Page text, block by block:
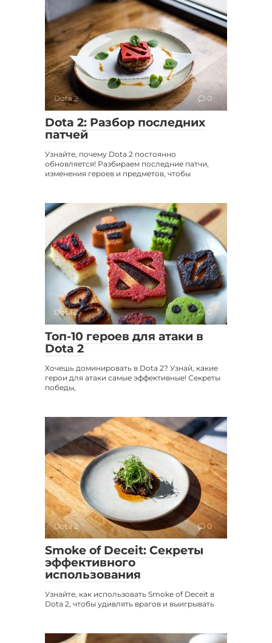
Dota 2 0
Dota 2: Разбор последних
патчей
Узнайте, почему Dota 2 постоянно
обновляется! Разбираем последние патчи,
изменения героев и предметов, чтобы
Dota 2 0
Топ-10 героев для атаки в
Dota 2
Хочешь доминировать в Dota 2? Узнай, какие
герои для атаки самые эффективные! Секреты
победы,
Dota 2 0
Smoke of Deceit: Секреты
эффективного
использования
Узнайте, как использовать Smoke of Deceit в
Dota 2, чтобы удивлять врагов и выигрывать